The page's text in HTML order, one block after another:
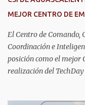
presidenta del DIF
interesados deben
MEJOR CENTRO DE
El Centro de Comando,
Coordinación e
posición como el mejor
realización del